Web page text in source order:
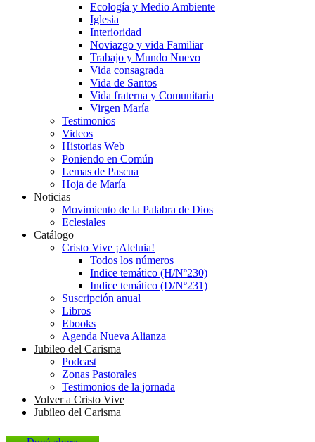
Ecología y Medio Ambiente
Iglesia
Interioridad
Noviazgo y vida Familiar
Trabajo y Mundo Nuevo
Vida consagrada
Vida de Santos
Vida fraterna y Comunitaria
Virgen María
Testimonios
Videos
Historias Web
Poniendo en Común
Lemas de Pascua
Hoja de María
Noticias
Movimiento de la Palabra de Dios
Eclesiales
Catálogo
Cristo Vive ¡Aleluia!
Todos los números
Indice temático (H/Nº230)
Indice temático (D/Nº231)
Suscripción anual
Libros
Ebooks
Agenda Nueva Alianza
Jubileo del Carisma
Podcast
Zonas Pastorales
Testimonios de la jornada
Volver a Cristo Vive
Jubileo del Carisma